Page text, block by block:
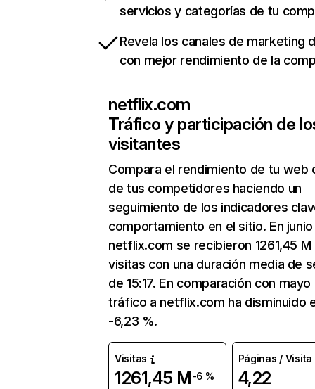
servicios y categorías de tu
Revela los canales de marketing
con mejor rendimiento de la
netflix.com
Tráfico y participación de
visitantes
Compara el rendimiento de tu web
de tus competidores haciendo un
seguimiento de los indicadores
comportamiento en el sitio. En junio
netflix.com se recibieron 1261,45 M
visitas con una duración media de
de 15:17. En comparación con mayo
tráfico a netflix.com ha disminuido
-6,23 %.
Visitas
1261,45 M-6 %
Páginas / Visita
4,22